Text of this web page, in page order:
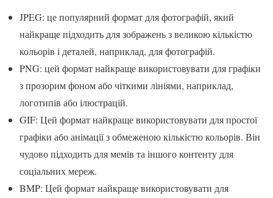
JPEG: це популярний формат для фотографій, який
найкраще підходить для зображень з великою кількістю
кольорів і деталей, наприклад, для фотографій.
PNG: цей формат найкраще використовувати для графіки
з прозорим фоном або чіткими лініями, наприклад,
логотипів або ілюстрацій.
GIF: Цей формат найкраще використовувати для простої
графіки або анімації з обмеженою кількістю кольорів. Він
чудово підходить для мемів та іншого контенту для
соціальних мереж.
BMP: Цей формат найкраще використовувати для